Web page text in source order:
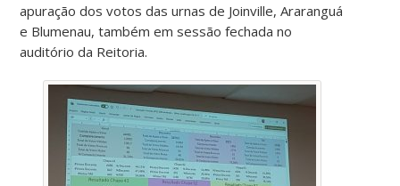
apuração dos votos das urnas de Joinville, Araranguá
e Blumenau, também em sessão fechada no
auditório da Reitoria.